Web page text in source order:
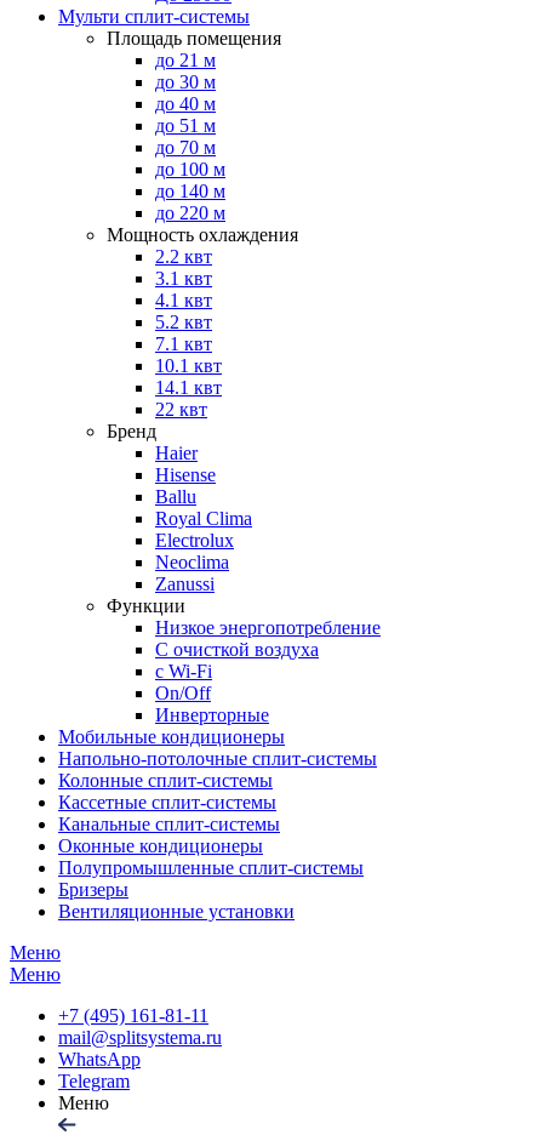
Мульти сплит-системы
Площадь помещения
до 21 м
до 30 м
до 40 м
до 51 м
до 70 м
до 100 м
до 140 м
до 220 м
Мощность охлаждения
2.2 квт
3.1 квт
4.1 квт
5.2 квт
7.1 квт
10.1 квт
14.1 квт
22 квт
Бренд
Haier
Hisense
Ballu
Royal Clima
Electrolux
Neoclima
Zanussi
Функции
Низкое энергопотребление
С очисткой воздуха
с Wi-Fi
On/Off
Инверторные
Мобильные кондиционеры
Напольно-потолоч​ные ​сплит-системы
Колонные ​​сплит-системы
Кассетные сплит-системы
Канальные сплит-системы
Оконные кондиционеры
Полупромышленные сплит-системы
Бризеры
Вентиляционные установки
Меню
Меню
+7 (495) 161-81-11
mail@splitsystema.ru
WhatsApp
Telegram
Меню